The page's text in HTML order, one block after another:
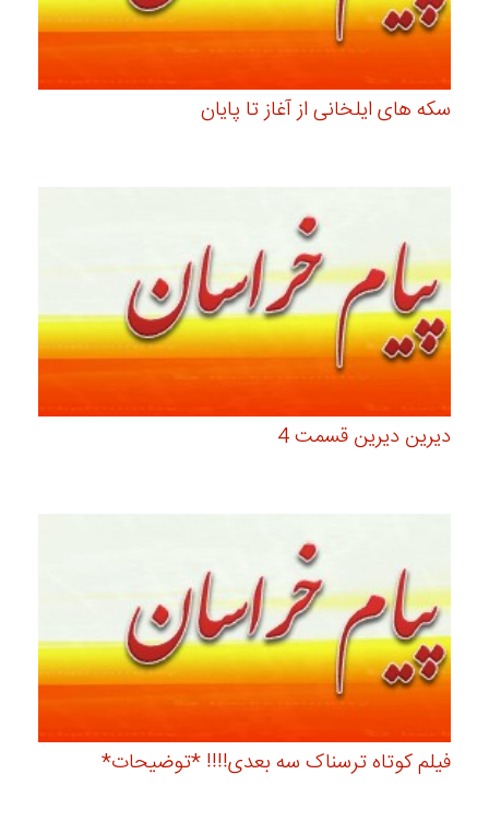
سکه های ایلخانی از آغاز تا پایان
دیرین دیرین قسمت 4
فیلم کوتاه ترسناک سه بعدی!!!! *توضیحات*